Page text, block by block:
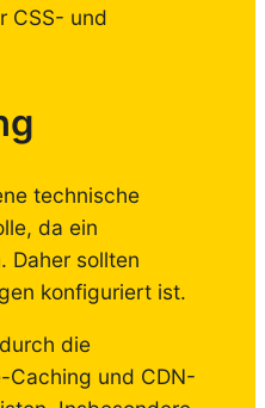
CSS- und
technische
da ein
Daher sollten
konfiguriert ist.
die
Caching und CDN-